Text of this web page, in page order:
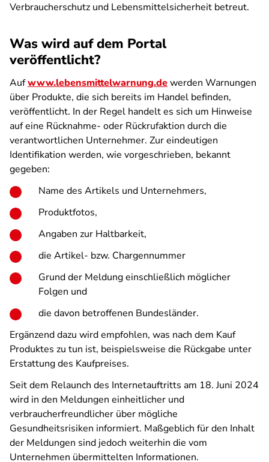
Verbraucherschutz und Lebensmittelsicherheit betreut.
Was wird auf dem Portal
veröffentlicht?
Aufwww.lebensmittelwarnung.dewerden Warnungen
über Produkte, die sich bereits im Handel befinden,
veröffentlicht. In der Regel handelt es sich um Hinweise
auf eine Rücknahme- oder Rückrufaktion durch die
verantwortlichen Unternehmer. Zur eindeutigen
Identifikation werden, wie vorgeschrieben, bekannt
gegeben:
Name des Artikels und Unternehmers,
Produktfotos,
Angaben zur Haltbarkeit,
die Artikel- bzw. Chargennummer
Grund der Meldung einschließlich möglicher
Folgen und
die davon betroffenen Bundesländer.
Ergänzend dazu wird empfohlen, was nach dem Kauf
Produktes zu tun ist, beispielsweise die Rückgabe unter
Erstattung des Kaufpreises.
Seit dem Relaunch des Internetauftritts am 18. Juni 2024
wird in den Meldungen einheitlicher und
verbraucherfreundlicher über mögliche
Gesundheitsrisiken informiert. Maßgeblich für den Inhalt
der Meldungen sind jedoch weiterhin die vom
Unternehmen übermittelten Informationen.